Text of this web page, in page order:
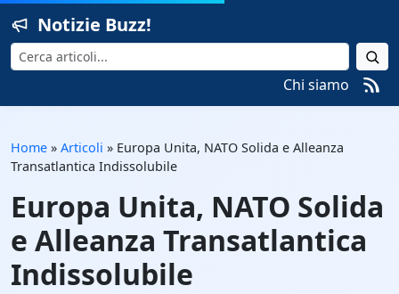
Notizie Buzz!
Cerca
Chi siamo
Home » Articoli » Europa Unita, NATO Solida e Alleanza
Transatlantica Indissolubile
Europa Unita, NATO Solida
e Alleanza Transatlantica
Indissolubile